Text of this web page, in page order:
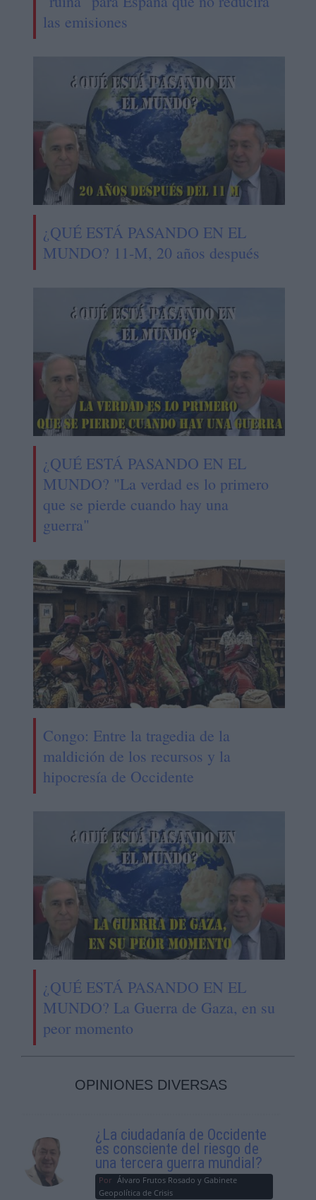
las emisiones
¿QUÉ ESTÁ PASANDO EN EL
MUNDO? 11-M, 20 años después
¿QUÉ ESTÁ PASANDO EN EL
MUNDO? "La verdad es lo primero
que se pierde cuando hay una
guerra"
Congo: Entre la tragedia de la
maldición de los recursos y la
hipocresía de Occidente
¿QUÉ ESTÁ PASANDO EN EL
MUNDO? La Guerra de Gaza, en su
peor momento
OPINIONES DIVERSAS
¿La ciudadanía de Occidente
es consciente del riesgo de
una tercera guerra mundial?
Por Álvaro Frutos Rosado y Gabinete
Geopolítica de Crisis